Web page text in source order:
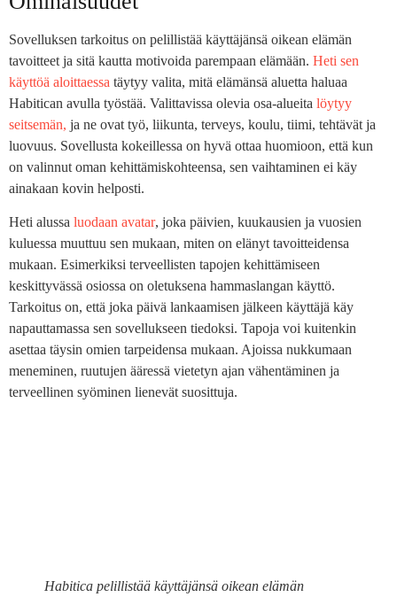
Sovelluksen tarkoitus on pelillistää käyttäjänsä oikean elämän
tavoitteet ja sitä kautta motivoida parempaan elämään. Heti sen
käyttöä aloittaessa täytyy valita, mitä elämänsä aluetta haluaa
Habitican avulla työstää. Valittavissa olevia osa-alueita löytyy
seitsemän, ja ne ovat työ, liikunta, terveys, koulu, tiimi, tehtävät ja
luovuus. Sovellusta kokeillessa on hyvä ottaa huomioon, että kun
on valinnut oman kehittämiskohteensa, sen vaihtaminen ei käy
ainakaan kovin helposti.
Heti alussa luodaan avatar, joka päivien, kuukausien ja vuosien
kuluessa muuttuu sen mukaan, miten on elänyt tavoitteidensa
mukaan. Esimerkiksi terveellisten tapojen kehittämiseen
keskittyvässä osiossa on oletuksena hammaslangan käyttö.
Tarkoitus on, että joka päivä lankaamisen jälkeen käyttäjä käy
napauttamassa sen sovellukseen tiedoksi. Tapoja voi kuitenkin
asettaa täysin omien tarpeidensa mukaan. Ajoissa nukkumaan
meneminen, ruutujen ääressä vietetyn ajan vähentäminen ja
terveellinen syöminen lienevät suosittuja.
Habitica pelillistää käyttäjänsä oikean elämän